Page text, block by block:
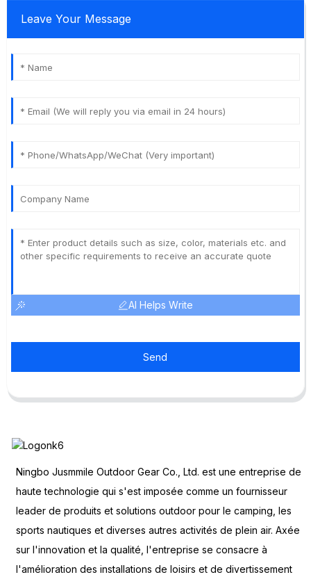
Leave Your Message
AI Helps Write
Send
Ningbo Jusmmile Outdoor Gear Co., Ltd. est une entreprise de
haute technologie qui s'est imposée comme un fournisseur
leader de produits et solutions outdoor pour le camping, les
sports nautiques et diverses autres activités de plein air. Axée
sur l'innovation et la qualité, l'entreprise se consacre à
l'amélioration des installations de loisirs et de divertissement